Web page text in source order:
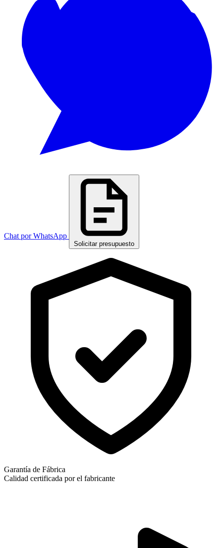
Chat por WhatsApp
Solicitar presupuesto
Garantía de Fábrica
Calidad certificada por el fabricante